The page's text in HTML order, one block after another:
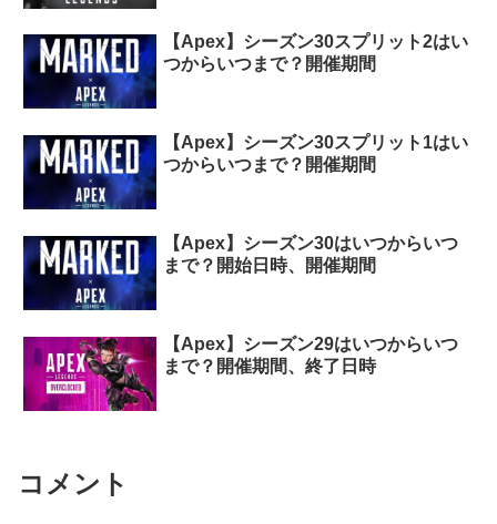
【Apex】シーズン30スプリット2はい
つからいつまで？開催期間
【Apex】シーズン30スプリット1はい
つからいつまで？開催期間
【Apex】シーズン30はいつからいつ
まで？開始日時、開催期間
【Apex】シーズン29はいつからいつ
まで？開催期間、終了日時
コメント